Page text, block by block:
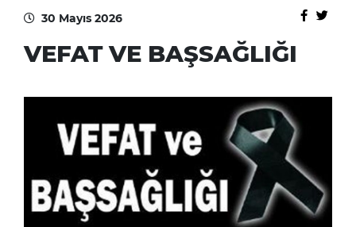
30 Mayıs 2026
VEFAT VE BAŞSAĞLIĞI